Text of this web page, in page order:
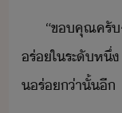
“​ขคุณ​ครั
ร่​ใ​ระั​หึ่
​ร่​่าั​้​ี